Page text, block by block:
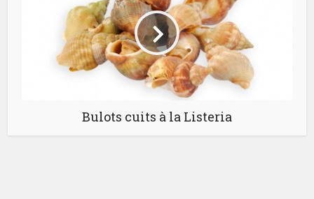
Bulots cuits à la Listeria